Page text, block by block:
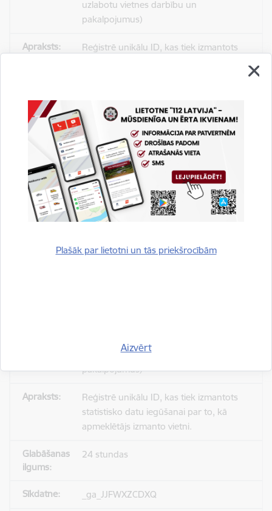
Plašāk par lietotni un tās priekšrocībām
Aizvērt
uzlabotu vietnes darbību un
pakalpojumus)
Reģistrē unikālu ID, kas tiek izmantots
_gat
Statistikas sīkdatnes (nepieciešamas, lai
uzlabotu vietnes darbību un
pakalpojumus)
pieprasījuma līmeni.
uzlabotu vietnes darbību un
pakalpojumus)
Reģistrē unikālu ID, kas tiek izmantots
statistisko datu iegūšanai par to, kā
apmeklētājs izmanto vietni.
24 stundas
_ga_JJFWXZCDXQ